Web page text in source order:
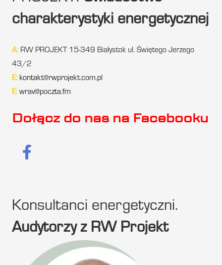
charakterystyki energetycznej
A: RW PROJEKT 15-349 Białystok ul. Świętego Jerzego
43/2
E: kontakt@rwprojekt.com.pl
E: wrav@poczta.fm
Dołącz do nas na Facebooku
Konsultanci energetyczni.
Audytorzy z RW Projekt